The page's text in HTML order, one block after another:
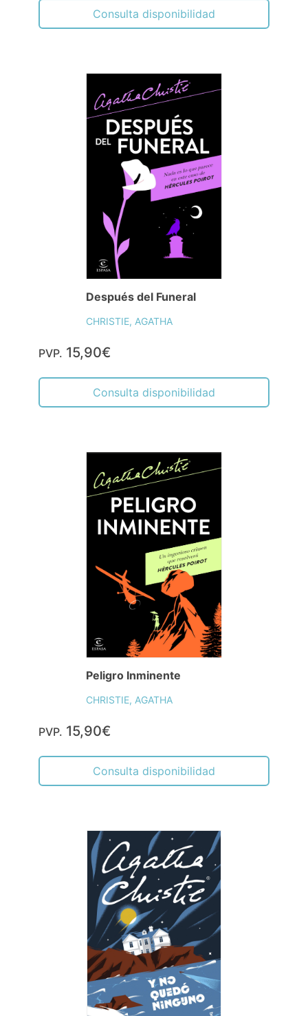
Consulta disponibilidad
Después del Funeral
CHRISTIE, AGATHA
PVP. 15,90€
Consulta disponibilidad
Peligro Inminente
CHRISTIE, AGATHA
PVP. 15,90€
Consulta disponibilidad